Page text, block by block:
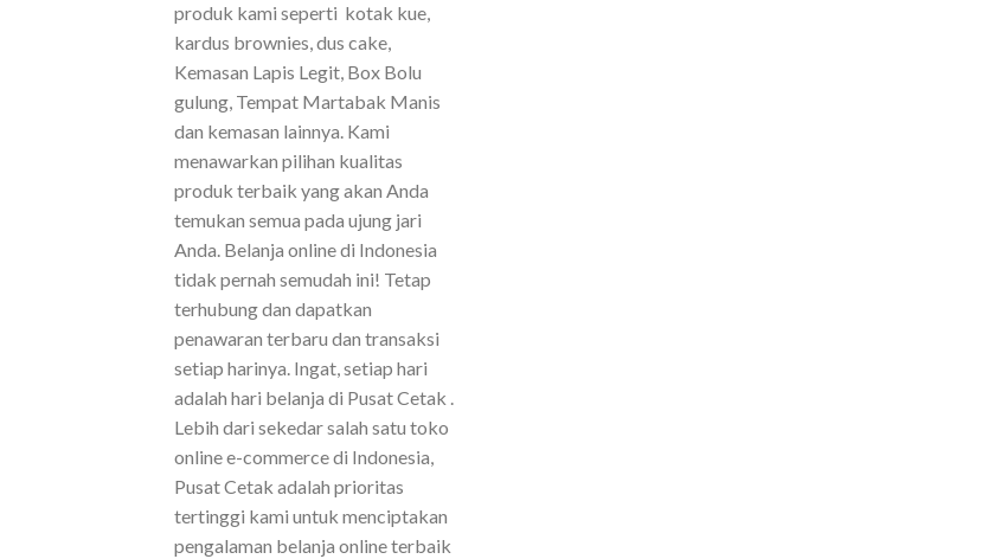
produk kami seperti kotak kue,
kardus brownies, dus cake,
Kemasan Lapis Legit, Box Bolu
gulung, Tempat Martabak Manis
dan kemasan lainnya. Kami
menawarkan pilihan kualitas
produk terbaik yang akan Anda
temukan semua pada ujung jari
Anda. Belanja online di Indonesia
tidak pernah semudah ini! Tetap
terhubung dan dapatkan
penawaran terbaru dan transaksi
setiap harinya. Ingat, setiap hari
adalah hari belanja di Pusat Cetak .
Lebih dari sekedar salah satu toko
online e-commerce di Indonesia,
Pusat Cetak adalah prioritas
tertinggi kami untuk menciptakan
pengalaman belanja online terbaik